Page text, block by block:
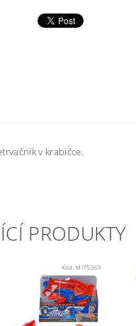
v krabičce.
PRODUKTY
Kód:MI75269